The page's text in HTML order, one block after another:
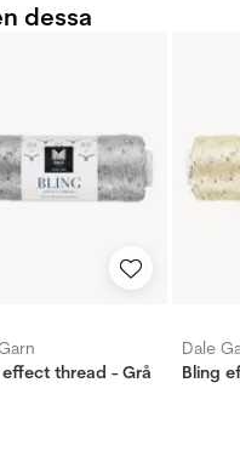
dessa
effect thread - Grå
Dale